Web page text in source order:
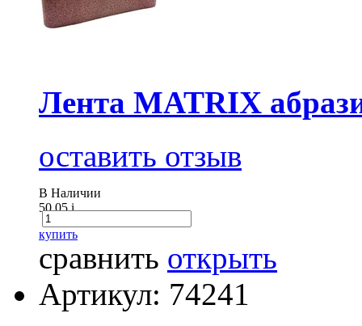
Лента MATRIX
оставить отзыв
В Наличии
50.05i
купить
сравнить открыть
Артикул: 74241